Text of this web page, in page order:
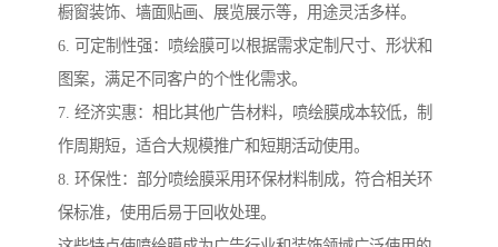
橱窗装饰、墙面贴画、展览展示等，用途灵活多样。
6. 可定制性强：喷绘膜可以根据需求定制尺寸、形状和
图案，满足不同客户的个性化需求。
7. 经济实惠：相比其他广告材料，喷绘膜成本较低，制
作周期短，适合大规模推广和短期活动使用。
8. 环保性：部分喷绘膜采用环保材料制成，符合相关环
保标准，使用后易于回收处理。